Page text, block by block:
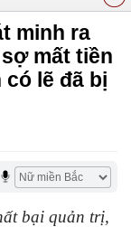
minh ra
mất tiền
lẽ đã bị
bại quản trị,